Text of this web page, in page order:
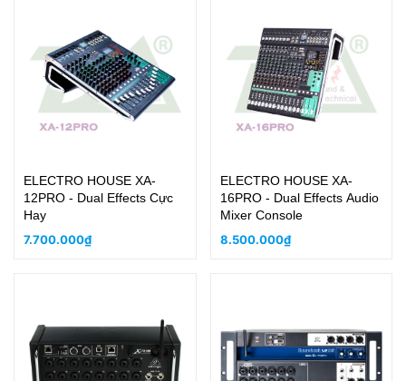
ELECTRO HOUSE XA-
12PRO - Dual Effects Cực
Hay
7.700.000₫
ELECTRO HOUSE XA-
16PRO - Dual Effects Audio
Mixer Console
8.500.000₫